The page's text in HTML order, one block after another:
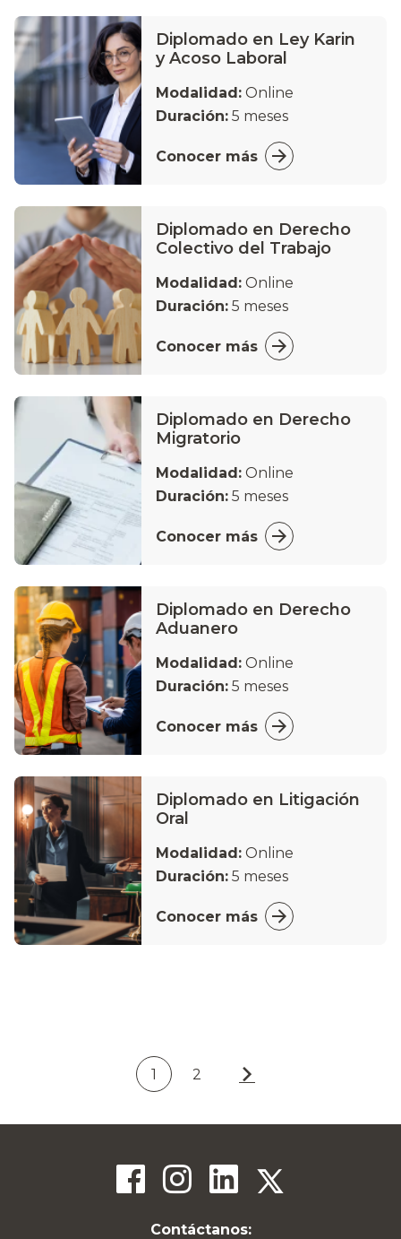
Diplomado en Ley Karin
y Acoso Laboral
Modalidad: Online
Duración: 5 meses
Conocer más
Diplomado en Derecho
Colectivo del Trabajo
Modalidad: Online
Duración: 5 meses
Conocer más
Diplomado en Derecho
Migratorio
Modalidad: Online
Duración: 5 meses
Conocer más
Diplomado en Derecho
Aduanero
Modalidad: Online
Duración: 5 meses
Conocer más
Diplomado en Litigación
Oral
Modalidad: Online
Duración: 5 meses
Conocer más
1 2
Contáctanos: